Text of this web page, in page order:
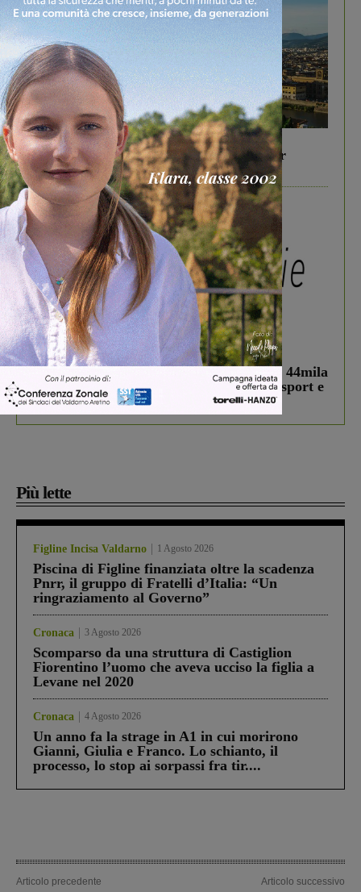
In vetrina 6 Agosto 2026
Gita di famiglia a Firenze: 5 idee per far
divertire i tuoi figli
In vetrina 3 Agosto 2026
Estra Notizie agosto: Smart Cities, oltre 44mila
studenti coinvolti, torna il bando per lo sport e
debutta il podcast Estrair
Più lette
Figline Incisa Valdarno 1 Agosto 2026
Piscina di Figline finanziata oltre la scadenza
Pnrr, il gruppo di Fratelli d’Italia: “Un
ringraziamento al Governo”
Cronaca 3 Agosto 2026
Scomparso da una struttura di Castiglion
Fiorentino l’uomo che aveva ucciso la figlia a
Levane nel 2020
Cronaca 4 Agosto 2026
Un anno fa la strage in A1 in cui morirono
Gianni, Giulia e Franco. Lo schianto, il
processo, lo stop ai sorpassi fra tir....
Articolo precedente
Articolo successivo